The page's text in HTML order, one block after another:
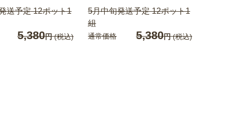
送予定 12ポット1
5,380円(税込)
5月中旬発送予定 12ポット1
組
通常価格 5,380円(税込)